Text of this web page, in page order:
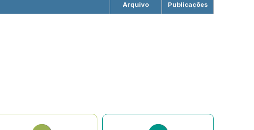
Arquivo Publicações